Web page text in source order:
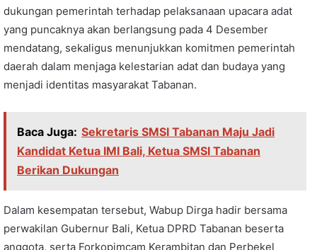
dukungan pemerintah terhadap pelaksanaan upacara adat
yang puncaknya akan berlangsung pada 4 Desember
mendatang, sekaligus menunjukkan komitmen pemerintah
daerah dalam menjaga kelestarian adat dan budaya yang
menjadi identitas masyarakat Tabanan.
Baca Juga: Sekretaris SMSI Tabanan Maju Jadi
Kandidat Ketua IMI Bali, Ketua SMSI Tabanan
Berikan Dukungan
Dalam kesempatan tersebut, Wabup Dirga hadir bersama
perwakilan Gubernur Bali, Ketua DPRD Tabanan beserta
anggota, serta Forkopimcam Kerambitan dan Perbekel